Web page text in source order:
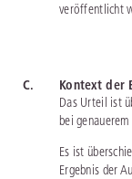
veröffentlicht
C. Kontext der
Das Urteil ist
bei
Es ist
Ergebnis der